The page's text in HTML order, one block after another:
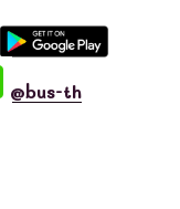
@bus-th